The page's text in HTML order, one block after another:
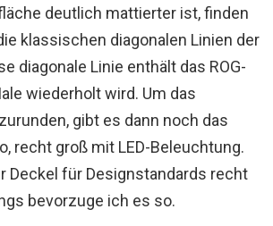
deutlich mattierter ist, finden
klassischen diagonalen Linien der
diagonale Linie enthält das ROG-
wiederholt wird. Um das
gibt es dann noch das
recht groß mit LED-Beleuchtung.
Deckel für Designstandards recht
bevorzuge ich es so.